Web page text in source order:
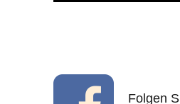
Folgen